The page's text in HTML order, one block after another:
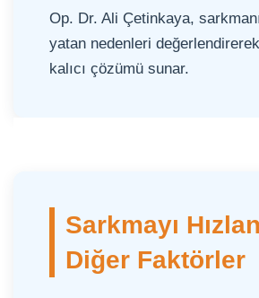
Op. Dr. Ali Çetinkaya,
yatan nedenleri
kalıcı çözümü sunar.
Sarkmayı
Diğer Faktörler